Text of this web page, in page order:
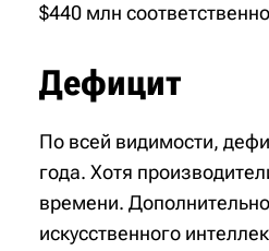
$440 млн
Дефицит
По всей видимости,
года. Хотя
времени.
искусственного